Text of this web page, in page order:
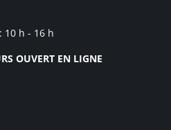
10 h - 16 h
OUVERT EN LIGNE